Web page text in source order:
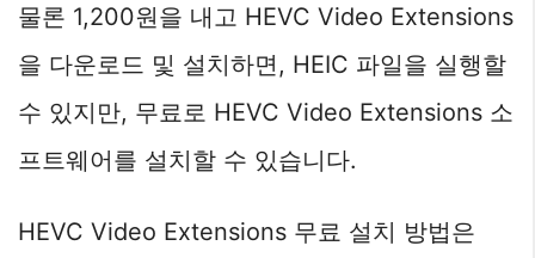
물론 1,200원을 내고 HEVC Video Extensions
을 다운로드 및 설치하면, HEIC 파일을 실행할
수 있지만, 무료로 HEVC Video Extensions 소
프트웨어를 설치할 수 있습니다.
HEVC Video Extensions 무료 설치 방법은